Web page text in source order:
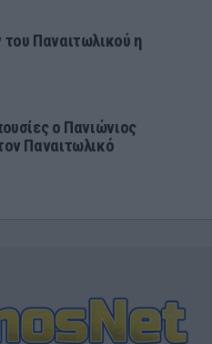
Παναιτωλικού η
ο Πανιώνιος
Παναιτωλικό